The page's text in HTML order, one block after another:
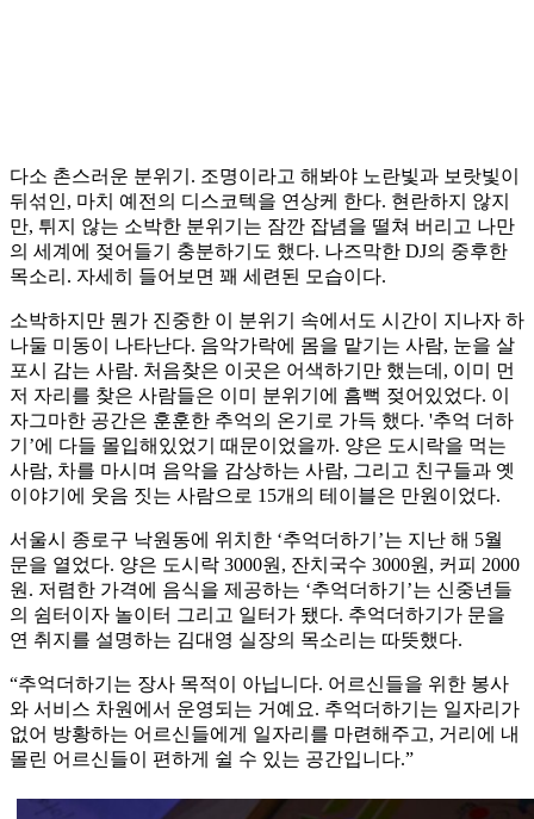
다소 촌스러운 분위기. 조명이라고 해봐야 노란빛과 보랏빛이
뒤섞인, 마치 예전의 디스코텍을 연상케 한다. 현란하지 않지
만, 튀지 않는 소박한 분위기는 잠깐 잡념을 떨쳐 버리고 나만
의 세계에 젖어들기 충분하기도 했다. 나즈막한 DJ의 중후한
목소리. 자세히 들어보면 꽤 세련된 모습이다.
소박하지만 뭔가 진중한 이 분위기 속에서도 시간이 지나자 하
나둘 미동이 나타난다. 음악가락에 몸을 맡기는 사람, 눈을 살
포시 감는 사람. 처음찾은 이곳은 어색하기만 했는데, 이미 먼
저 자리를 찾은 사람들은 이미 분위기에 흠뻑 젖어있었다. 이
자그마한 공간은 훈훈한 추억의 온기로 가득 했다. '추억 더하
기’에 다들 몰입해있었기 때문이었을까. 양은 도시락을 먹는
사람, 차를 마시며 음악을 감상하는 사람, 그리고 친구들과 옛
이야기에 웃음 짓는 사람으로 15개의 테이블은 만원이었다.
서울시 종로구 낙원동에 위치한 ‘추억더하기’는 지난 해 5월
문을 열었다. 양은 도시락 3000원, 잔치국수 3000원, 커피 2000
원. 저렴한 가격에 음식을 제공하는 ‘추억더하기’는 신중년들
의 쉼터이자 놀이터 그리고 일터가 됐다. 추억더하기가 문을
연 취지를 설명하는 김대영 실장의 목소리는 따뜻했다.
“추억더하기는 장사 목적이 아닙니다. 어르신들을 위한 봉사
와 서비스 차원에서 운영되는 거예요. 추억더하기는 일자리가
없어 방황하는 어르신들에게 일자리를 마련해주고, 거리에 내
몰린 어르신들이 편하게 쉴 수 있는 공간입니다.”